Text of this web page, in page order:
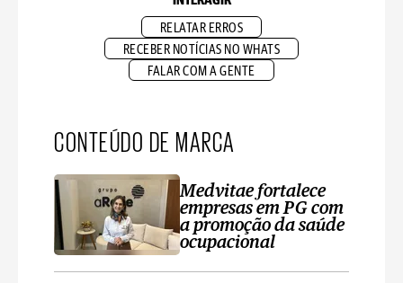
RELATAR ERROS
RECEBER NOTÍCIAS NO WHATS
FALAR COM A GENTE
CONTEÚDO DE MARCA
Medvitae fortalece
empresas em PG com
a promoção da saúde
ocupacional